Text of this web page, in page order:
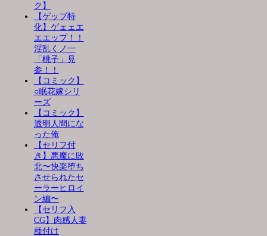
ク】
【ゲップ特
化】ゲェェエ
エエップ！！
淫乱くノ一
「桃子」見
参！！
【コミック】
○眠花嫁シリ
ーズ
【コミック】
透明人間にな
った俺
【セリフ付
き】悪魔に敗
北〜快楽堕ち
させられたセ
ーラーヒロイ
ン編〜
【セリフ入
CG】肉感人妻
種付け